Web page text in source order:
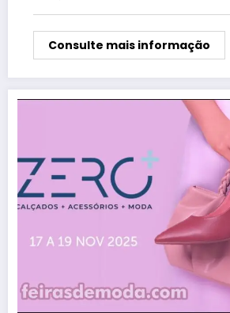
Consulte mais informação